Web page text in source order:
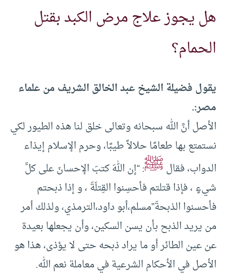
هل يجوز علاج مرض الكبد بقتل
الحمام؟
يقول فضيلة الشيخ عبد الخالق الشريف من علماء
مصر:.
الأصل أنَّ الله سبحانه وتعالى خلق لنا هذه الطيور لكي
نستمتع بها طعامًا حلالاً طيبًا، وحرم الإسلام إيذاء
الدواب، فقالﷺ: “إن اللهَ كتبَ الإحسانَ على كلِّ
شيءٍ ، فإذا قتلتم فأحسِنوا القِتلَةَ ، و إذا ذبحتم
فأحسنوا الذبحةَ”مسلم،أبو داود،الترمذي، ولذلك أمر
من يريد الذبح بأن يسن السكين، وأن يجعلها بعيدة
عن عين الطائر أو ما يراد ذبحه حتى لا يؤذى، هذا هو
الأصل في الأحكام الشرعية في معاملة نعم الله.